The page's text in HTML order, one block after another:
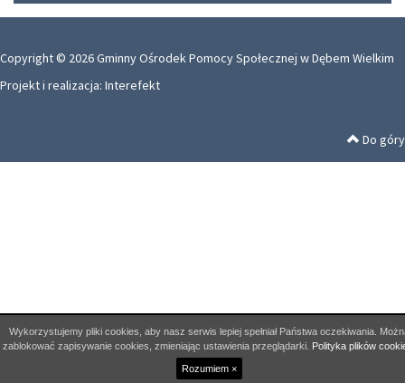
Copyright © 2026 Gminny Ośrodek Pomocy Społecznej w Dębem Wielkim
Projekt i realizacja: Interefekt
Do góry
Wykorzystujemy pliki cookies, aby nasz serwis lepiej spełniał Państwa oczekiwania.
zablokować zapisywanie cookies, zmieniając ustawienia przeglądarki. Polityka plików
Rozumiem ×